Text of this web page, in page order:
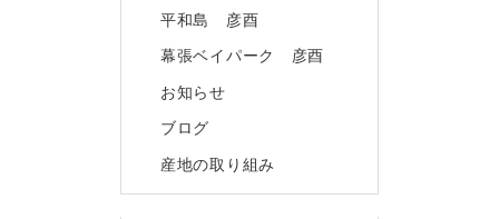
平和島 彦酉
幕張ベイパーク 彦酉
お知らせ
ブログ
産地の取り組み